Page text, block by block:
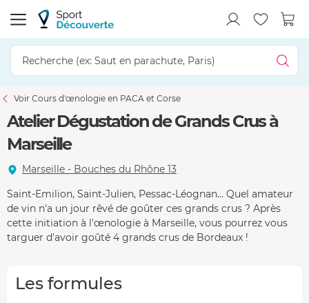
Voir Cours d'œnologie en PACA et Corse
Atelier Dégustation de Grands Crus à
Marseille
Marseille - Bouches du Rhône 13
Saint-Emilion, Saint-Julien, Pessac-Léognan... Quel amateur
de vin n'a un jour rêvé de goûter ces grands crus ? Après
cette initiation à l'œnologie à Marseille, vous pourrez vous
targuer d'avoir goûté 4 grands crus de Bordeaux !
Les formules